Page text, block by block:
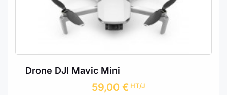
Drone DJI Mavic Mini
59,00 € HT/J